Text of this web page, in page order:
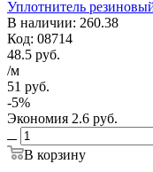
Уплотнитель
В наличии: 260.38
Код: 08714
48.5 руб.
/м
51 руб.
-5%
Экономия 2.6 руб.
В корзину